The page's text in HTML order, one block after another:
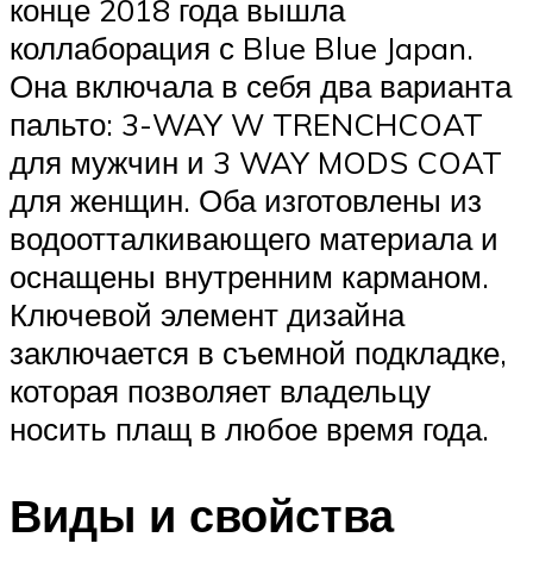
конце 2018 года вышла
коллаборация с Blue Blue Japan.
Она включала в себя два варианта
пальто: 3-WAY W TRENCHCOAT
для мужчин и 3 WAY MODS COAT
для женщин. Оба изготовлены из
водоотталкивающего материала и
оснащены внутренним карманом.
Ключевой элемент дизайна
заключается в съемной подкладке,
которая позволяет владельцу
носить плащ в любое время года.
Виды и свойства